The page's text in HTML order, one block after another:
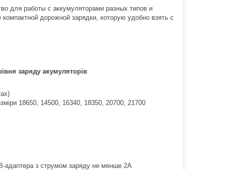
для работы с аккумуляторами разных типов и
дорожной зарядки, которую удобно взять с
заряду акумуляторів
18650, 14500, 16340, 18350, 20700, 21700
адаптера з струмом заряду не менше 2А